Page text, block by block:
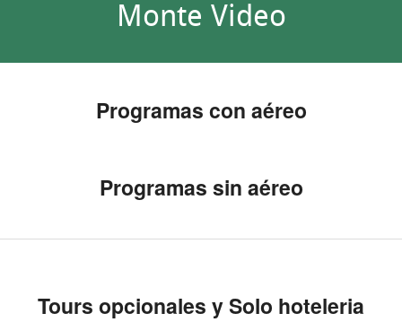
Monte Video
Programas con aéreo
Programas sin aéreo
Tours opcionales y Solo hoteleria